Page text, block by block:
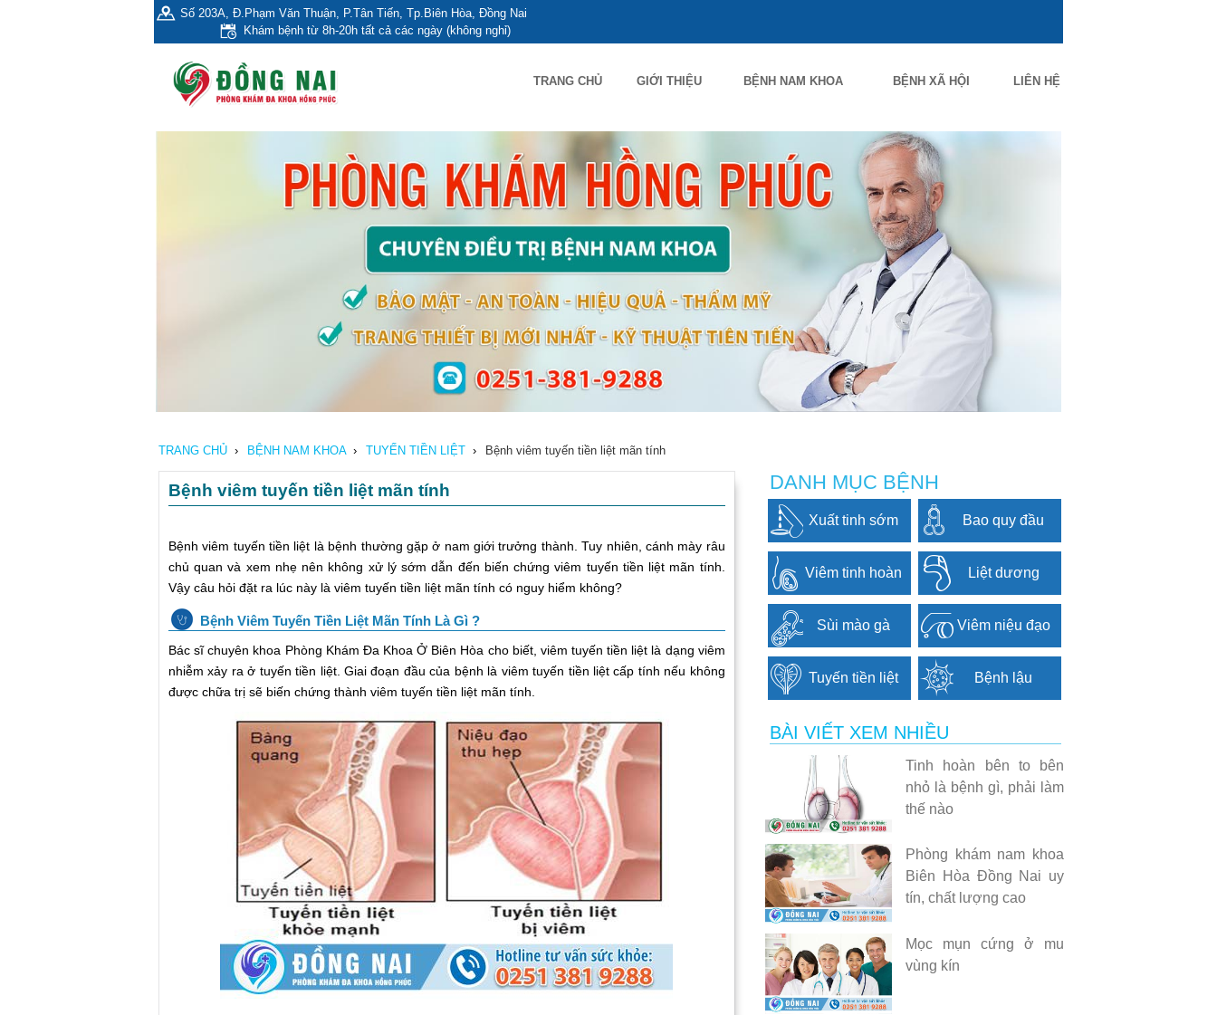
Số 203A, Đ.Phạm Văn Thuận, P.Tân Tiến, Tp.Biên Hòa, Đồng Nai
Khám bệnh từ 8h-20h tất cả các ngày (không nghỉ)
TRANG CHỦ GIỚI THIỆU BỆNH NAM KHOA BỆNH XÃ HỘI LIÊN HỆ
TRANG CHỦ › BỆNH NAM KHOA › TUYẾN TIỀN LIỆT › Bệnh viêm tuyến tiền liệt mãn tính
Bệnh viêm tuyến tiền liệt mãn tính
Bệnh viêm tuyến tiền liệt là bệnh thường gặp ở nam giới trưởng thành. Tuy nhiên, cánh mày râu
chủ quan và xem nhẹ nên không xử lý sớm dẫn đến biến chứng viêm tuyến tiền liệt mãn tính.
Vậy câu hỏi đặt ra lúc này là viêm tuyến tiền liệt mãn tính có nguy hiểm không?
Bệnh Viêm Tuyến Tiền Liệt Mãn Tính Là Gì ?
Bác sĩ chuyên khoa Phòng Khám Đa Khoa Ở Biên Hòa cho biết, viêm tuyến tiền liệt là dạng viêm
nhiễm xảy ra ở tuyến tiền liệt. Giai đoạn đầu của bệnh là viêm tuyến tiền liệt cấp tính nếu không
được chữa trị sẽ biến chứng thành viêm tuyến tiền liệt mãn tính.
DANH MỤC BỆNH
Xuất tinh sớm Bao quy đầu
Viêm tinh hoàn Liệt dương
Sùi mào gà Viêm niệu đạo
Tuyến tiền liệt Bệnh lậu
BÀI VIẾT XEM NHIỀU
Tinh hoàn bên to bên
nhỏ là bệnh gì, phải làm
thế nào
Phòng khám nam khoa
Biên Hòa Đồng Nai uy
tín, chất lượng cao
Mọc mụn cứng ở mu
vùng kín